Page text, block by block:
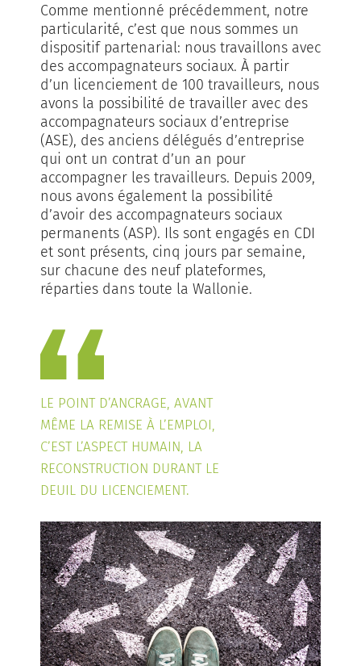
Comme mentionné précédemment, notre
particularité, c’est que nous sommes un
dispositif partenarial: nous travaillons avec
des accompagnateurs sociaux. À partir
d’un licenciement de 100 travailleurs, nous
avons la possibilité de travailler avec des
accompagnateurs sociaux d’entreprise
(ASE), des anciens délégués d’entreprise
qui ont un contrat d’un an pour
accompagner les travailleurs. Depuis 2009,
nous avons également la possibilité
d’avoir des accompagnateurs sociaux
permanents (ASP). Ils sont engagés en CDI
et sont présents, cinq jours par semaine,
sur chacune des neuf plateformes,
réparties dans toute la Wallonie.
LE POINT D’ANCRAGE, AVANT
MÊME LA REMISE À L’EMPLOI,
C’EST L’ASPECT HUMAIN, LA
RECONSTRUCTION DURANT LE
DEUIL DU LICENCIEMENT.